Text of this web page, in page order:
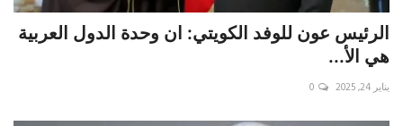
‏الرئيس عون للوفد الكويتي: ان وحدة الدول العربية
هي الأ...
يناير 24, 2025 0